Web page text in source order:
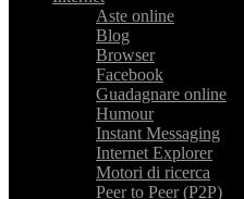
Aste online
Blog
Browser
Facebook
Guadagnare online
Humour
Instant Messaging
Internet Explorer
Motori di ricerca
Peer to Peer (P2P)